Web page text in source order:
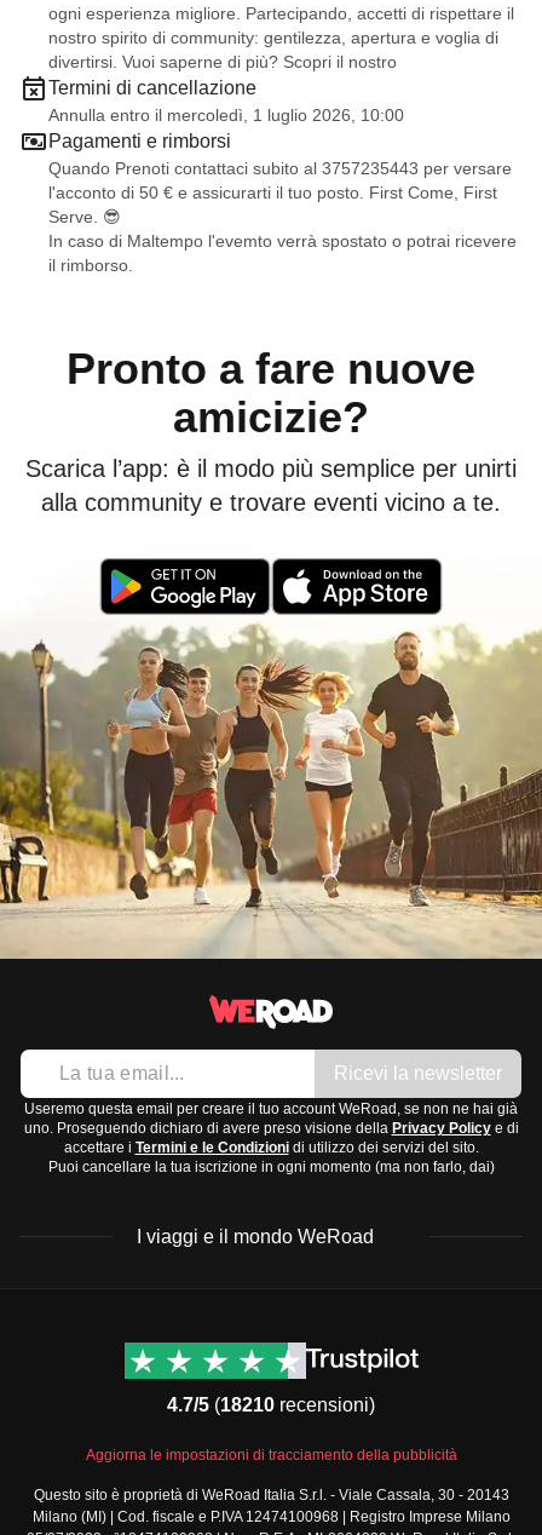
ogni esperienza migliore. Partecipando, accetti di rispettare il
nostro spirito di community: gentilezza, apertura e voglia di
divertirsi. Vuoi saperne di più? Scopri il nostro
Termini di cancellazione
Annulla entro il mercoledì, 1 luglio 2026, 10:00
Pagamenti e rimborsi
Quando Prenoti contattaci subito al 3757235443 per versare
l'acconto di 50 € e assicurarti il tuo posto. First Come, First
Serve. 😎
In caso di Maltempo l'evemto verrà spostato o potrai ricevere
il rimborso.
Pronto a fare nuove
amicizie?
Scarica l’app: è il modo più semplice per unirti
alla community e trovare eventi vicino a te.
Ricevi la newsletter
Useremo questa email per creare il tuo account WeRoad, se non ne hai già
uno. Proseguendo dichiaro di avere preso visione della Privacy Policye di
accettare i Termini e le Condizionidi utilizzo dei servizi del sito.
Puoi cancellare la tua iscrizione in ogni momento (ma non farlo, dai)
I viaggi e il mondo WeRoad
Viaggi di gruppo Nord
Viaggi di gruppo Centro
Viaggi di gruppo Sud
America
Viaggi di gruppo Africa
Contatti
Termini e condizioni
Condizioni generali
standard
4.7/5 (18210 recensioni)
Aggiorna le impostazioni di tracciamento della pubblicità
Questo sito è proprietà di WeRoad Italia S.r.l. - Viale Cassala, 30 - 20143
Milano (MI) | Cod. fiscale e P.IVA 12474100968 | Registro Imprese Milano